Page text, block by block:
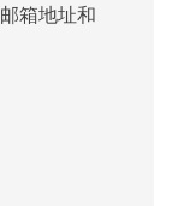
箱地址和